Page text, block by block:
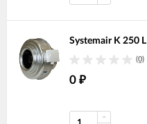
Systemair K 250 L
(0)
0 ₽